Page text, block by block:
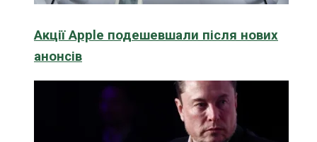
Акції Apple подешевшали після нових
анонсів